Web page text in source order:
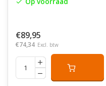
€89,95
€74,34 Excl. btw